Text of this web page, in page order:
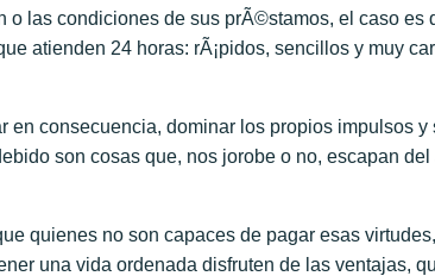
o las condiciones de sus prÃ©stamos, el caso es
atienden 24 horas: rÃ¡pidos, sencillos y muy
en consecuencia, dominar los propios impulsos y
son cosas que, nos jorobe o no, escapan
quienes no son capaces de pagar esas
una vida ordenada disfruten de las ventajas,